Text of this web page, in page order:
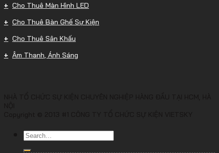
Cho Thuê Màn Hình LED
Cho Thuê Bàn Ghế Sự Kiện
Cho Thuê Sân Khấu
Âm Thanh, Ánh Sáng